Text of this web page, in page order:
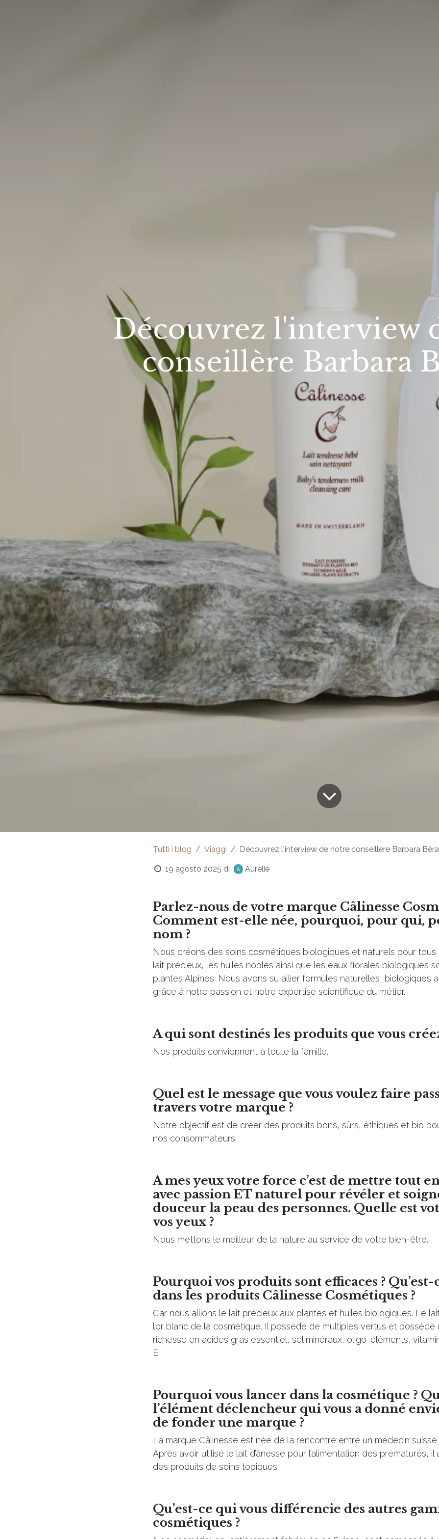
Découvrez l'interview
conseillère Barbara
Tutti i blog Viaggi Découvrez l'interview de notre conseillère Barbara
19 agosto 2025 di Aurélie
Parlez-nous de votre marque Câlinesse
Comment est-elle née, pourquoi, pour qui,
nom ?
Nous créons des soins cosmétiques biologiques et naturels pour
lait précieux, les huiles nobles ainsi que les eaux florales biologiques
plantes Alpines. Nous avons su allier formules naturelles, biologiques
grâce à notre passion et notre expertise scientifique du métier.
A qui sont destinés les produits que vous
Nos produits conviennent à toute la famille.
Quel est le message que vous voulez faire
travers votre marque ?
Notre objectif est de créer des produits bons, sûrs, éthiques et bio
nos consommateurs.
A mes yeux votre force c’est de mettre tout
avec passion ET naturel pour révéler et
douceur la peau des personnes. Quelle est
vos yeux ?
Nous mettons le meilleur de la nature au service de votre bien-être.
Pourquoi vos produits sont efficaces ? Qu’est-
dans les produits Câlinesse Cosmétiques ?
Car nous allions le lait précieux aux plantes et huiles biologiques. Le
l’or blanc de la cosmétique. Il possède de multiples vertus et possède
richesse en acides gras essentiel, sel minéraux, oligo-éléments,
E.
Pourquoi vous lancer dans la cosmétique ?
l’élément déclencheur qui vous a donné
de fonder une marque ?
La marque Câlinesse est née de la rencontre entre un médecin
Après avoir utilisé le lait d’ânesse pour l’alimentation des prématurés,
des produits de soins topiques.
Qu’est-ce qui vous différencie des autres
cosmétiques ?